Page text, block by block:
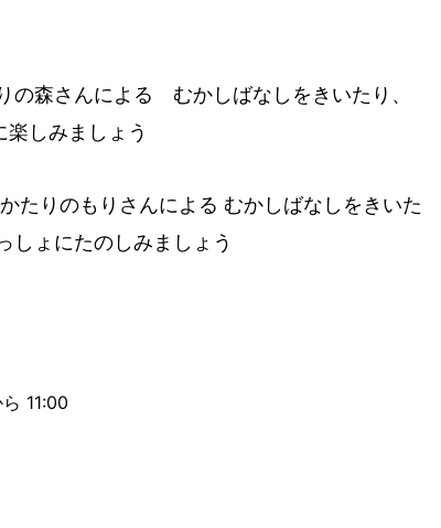
森さんによる むかしばなしをきいたり、
しみましょう
たりのもりさんによる むかしばなしをきいた
しょにたのしみましょう
11:00